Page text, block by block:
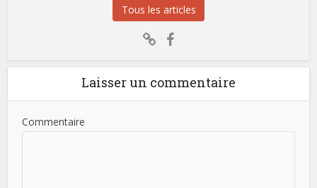
Tous les articles
Laisser un commentaire
Commentaire